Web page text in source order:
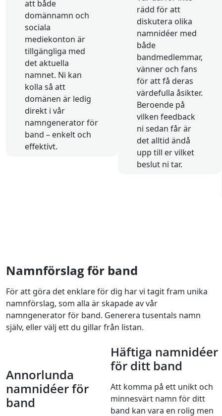
att både
domännamn och
sociala
mediekonton är
tillgängliga med
det aktuella
namnet. Ni kan
kolla så att
domänen är ledig
direkt i vår
namngenerator för
band – enkelt och
effektivt.
rädd för att
diskutera olika
namnidéer med
både
bandmedlemmar,
vänner och fans
för att få deras
värdefulla åsikter.
Beroende på
vilken feedback
ni sedan får är
det alltid ändå
upp till er vilket
beslut ni tar.
Namnförslag för band
För att göra det enklare för dig har vi tagit fram unika
namnförslag, som alla är skapade av vår
namngenerator för band. Generera tusentals namn
själv, eller välj ett du gillar från listan.
Annorlunda
namnidéer för
band
Häftiga namnidéer
för ditt band
Att komma på ett unikt och
minnesvärt namn för ditt
band kan vara en rolig men